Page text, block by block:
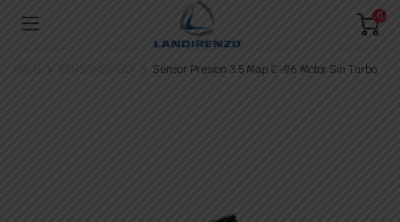
0
Inicio SENSORES GLP Sensor Presion 3.5 Map C-96 Motor Sin Turbo